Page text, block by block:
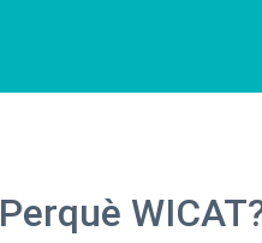
Perquè